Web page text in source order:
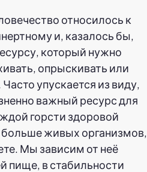
относилось к
и, казалось бы,
который нужно
опрыскивать или
упускается из виду,
важный ресурс для
горсти здоровой
живых организмов,
Мы зависим от неё
пище, в стабильности